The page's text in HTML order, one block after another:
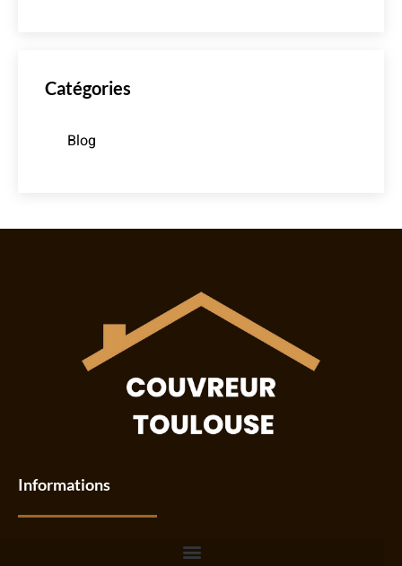
Catégories
Blog
Informations